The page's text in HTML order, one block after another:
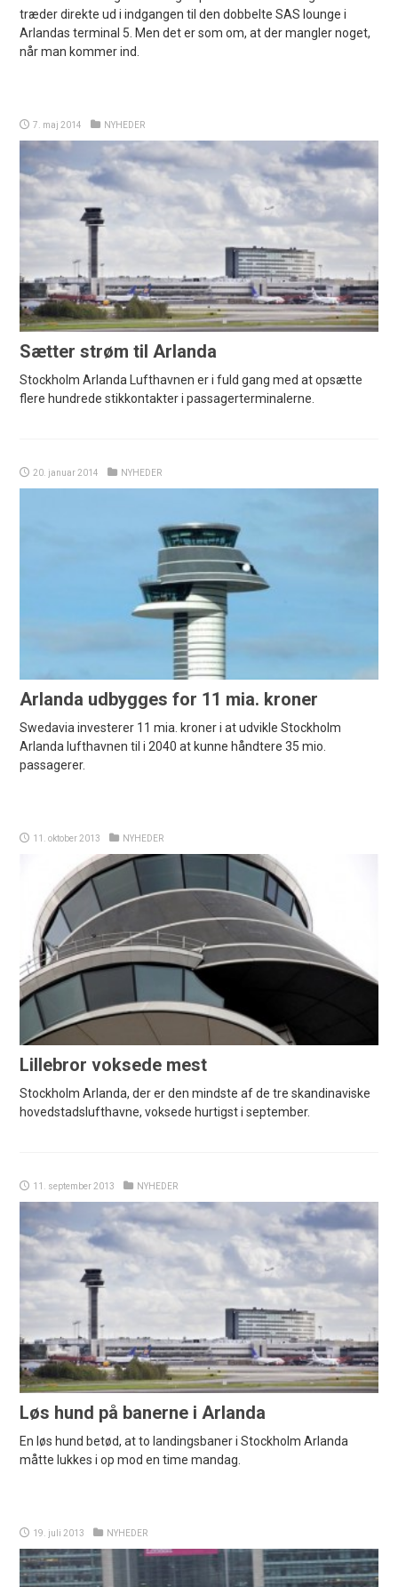
træder direkte ud i indgangen til den dobbelte SAS lounge i
Arlandas terminal 5. Men det er som om, at der mangler noget,
når man kommer ind.
7. maj 2014 NYHEDER
Sætter strøm til Arlanda
Stockholm Arlanda Lufthavnen er i fuld gang med at opsætte
flere hundrede stikkontakter i passagerterminalerne.
20. januar 2014 NYHEDER
Arlanda udbygges for 11 mia. kroner
Swedavia investerer 11 mia. kroner i at udvikle Stockholm
Arlanda lufthavnen til i 2040 at kunne håndtere 35 mio.
passagerer.
11. oktober 2013 NYHEDER
Lillebror voksede mest
Stockholm Arlanda, der er den mindste af de tre skandinaviske
hovedstadslufthavne, voksede hurtigst i september.
11. september 2013 NYHEDER
Løs hund på banerne i Arlanda
En løs hund betød, at to landingsbaner i Stockholm Arlanda
måtte lukkes i op mod en time mandag.
19. juli 2013 NYHEDER